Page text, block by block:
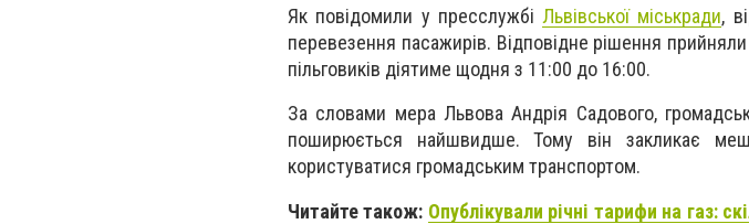
Як повідомили у пресслужбі Львівської міськради,
перевезення пасажирів. Відповідне рішення
пільговиків діятиме щодня з 11:00 до 16:00.
За словами мера Львова Андрія Садового,
поширюється найшвидше. Тому він закликає
користуватися громадським транспортом.
Читайте також: Опублікували річні тарифи на газ: